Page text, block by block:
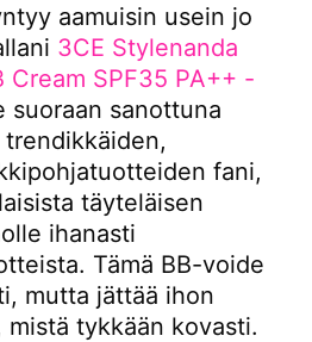
aamuisin usein jo
3CE Stylenanda
Cream SPF35 PA++ -
suoraan sanottuna
fani,
täyteläisen
ihanasti
Tämä BB-voide
mutta jättää ihon
tykkään kovasti.